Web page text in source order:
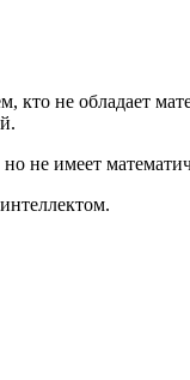
кто не обладает
не имеет